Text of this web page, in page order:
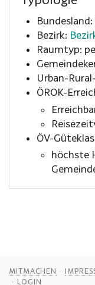
Bezirk:
Raumtyp:
Urban-
ÖROK-
ÖV-
höchste
MITMACHEN
LOGIN